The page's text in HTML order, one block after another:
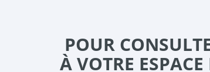
POUR
À VOTRE ESPACE